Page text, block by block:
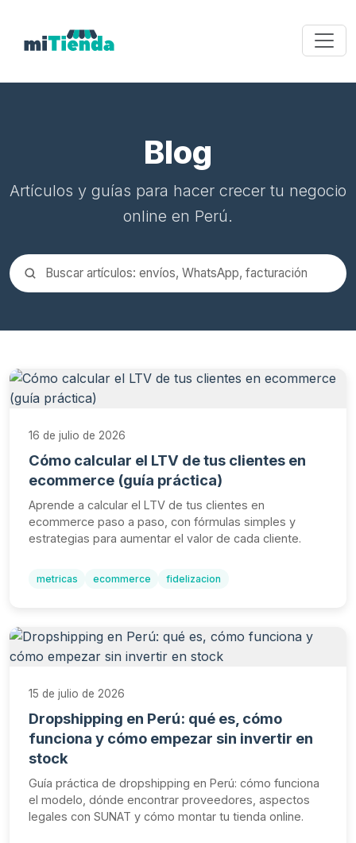
Blog
Artículos y guías para hacer crecer tu negocio
online en Perú.
Buscar en el blog
16 de julio de 2026
Cómo calcular el LTV de tus clientes en
ecommerce (guía práctica)
Aprende a calcular el LTV de tus clientes en
ecommerce paso a paso, con fórmulas simples y
estrategias para aumentar el valor de cada cliente.
metricas ecommerce fidelizacion
15 de julio de 2026
Dropshipping en Perú: qué es, cómo
funciona y cómo empezar sin invertir en
stock
Guía práctica de dropshipping en Perú: cómo funciona
el modelo, dónde encontrar proveedores, aspectos
legales con SUNAT y cómo montar tu tienda online.